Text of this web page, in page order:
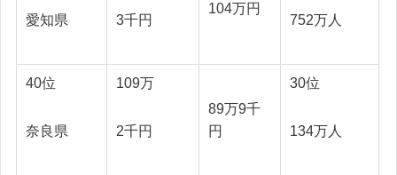
愛知県 3千円
104万円
752万人
40位
奈良県
109万
2千円
89万9千
円
30位
134万人